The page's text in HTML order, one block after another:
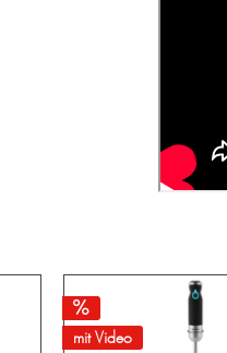
mit Video